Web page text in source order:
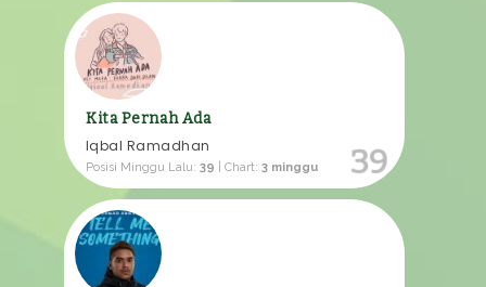
Kita Pernah Ada
Iqbal Ramadhan
Posisi Minggu Lalu: 39 | Chart: 3 minggu 39